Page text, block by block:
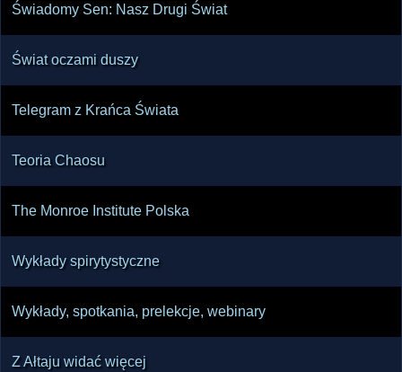
Świadomy Sen: Nasz Drugi Świat
Świat oczami duszy
Telegram z Krańca Świata
Teoria Chaosu
The Monroe Institute Polska
Wykłady spirytystyczne
Wykłady, spotkania, prelekcje, webinary
Z Ałtaju widać więcej